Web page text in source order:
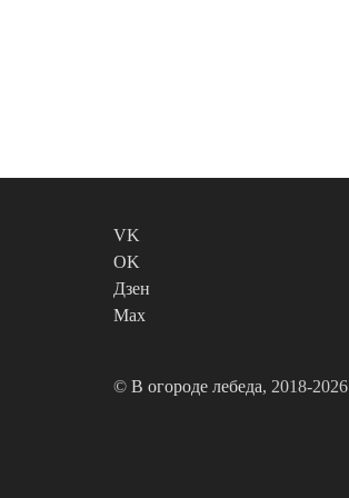
VK
OK
Дзен
Max
© В огороде лебеда, 2018-2026